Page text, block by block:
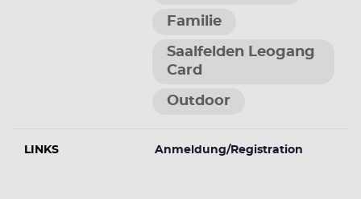
Familie
Saalfelden Leogang
Card
Outdoor
LINKS Anmeldung/Registration